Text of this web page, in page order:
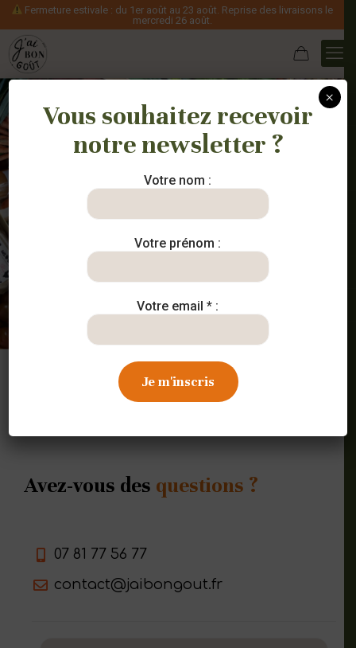
Fermeture estivale : du 1er août au 23 août. Reprise des livraisons le
mercredi 26 août.
Contactez-nous
Avez-vous des questions ?
07 81 77 56 77
contact@jaibongout.fr
Vous souhaitez recevoir
notre newsletter ?
Votre nom :
Votre prénom :
Votre email * :
×